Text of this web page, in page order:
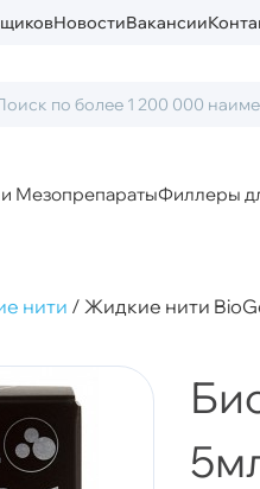
НовостиВакансии
МезопрепаратыФиллеры
нити / Жидкие нити